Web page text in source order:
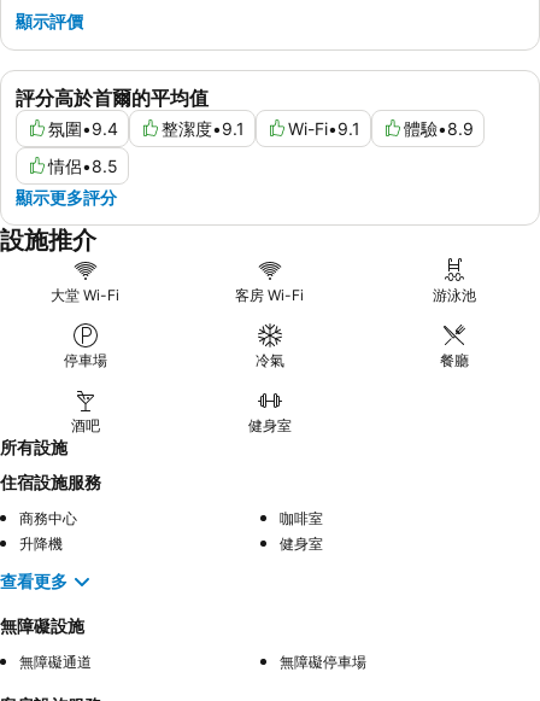
評分高於首爾的平均值
氛圍•9.4 整潔度•9.1 Wi-Fi•9.1 體驗•8.9
情侶•8.5
顯示更多評分
顯示評價
設施推介
大堂 Wi-Fi 客房 Wi-Fi 游泳池
停車場 冷氣 餐廳
酒吧 健身室
所有設施
住宿設施服務
商務中心
咖啡室
升降機
健身室
查看更多
無障礙設施
無障礙通道 無障礙停車場